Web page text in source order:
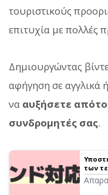
τουριστικούς
επιτυχία με πολλές
Δημιουργώντας
αφήγηση σε αγγλικά
να αυξήσετε
συνδρομητές σας.
των